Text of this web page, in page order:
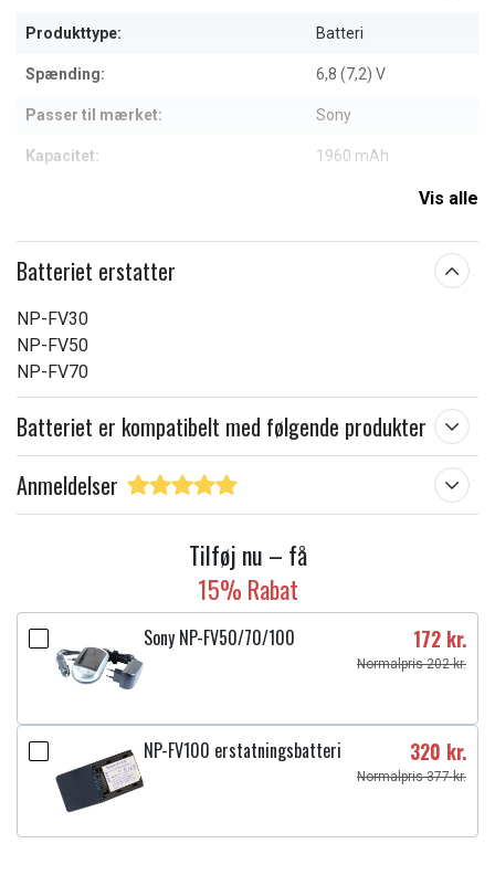
Produkttype: Batteri
Spænding: 6,8 (7,2) V
Passer til mærket: Sony
Kapacitet: 1960 mAh
Vis alle
Batteriet erstatter
NP-FV30
NP-FV50
NP-FV70
Batteriet er kompatibelt med følgende produkter
Anmeldelser
Tilføj nu – få
15% Rabat
Sony NP-FV50/70/100 172 kr.
Normalpris 202 kr.
NP-FV100 erstatningsbatteri 320 kr.
Normalpris 377 kr.